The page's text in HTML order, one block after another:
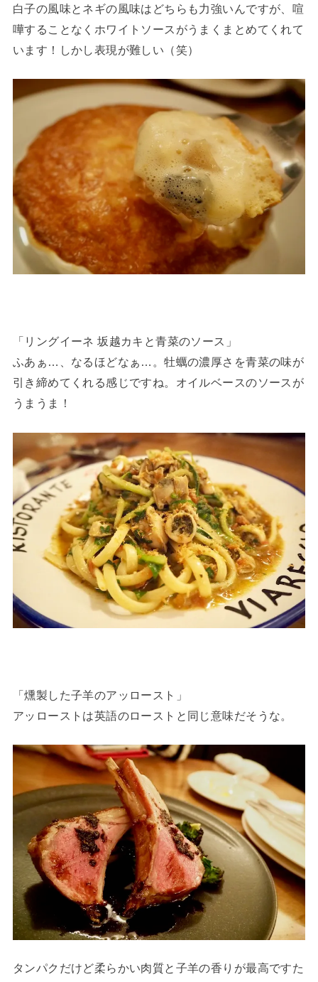
白子の風味とネギの風味はどちらも力強いんですが、喧
嘩することなくホワイトソースがうまくまとめてくれて
います！しかし表現が難しい（笑）
「リングイーネ 坂越カキと青菜のソース」
ふあぁ…、なるほどなぁ…。牡蠣の濃厚さを青菜の味が
引き締めてくれる感じですね。オイルベースのソースが
うまうま！
「燻製した子羊のアッロースト」
アッローストは英語のローストと同じ意味だそうな。
タンパクだけど柔らかい肉質と子羊の香りが最高ですた